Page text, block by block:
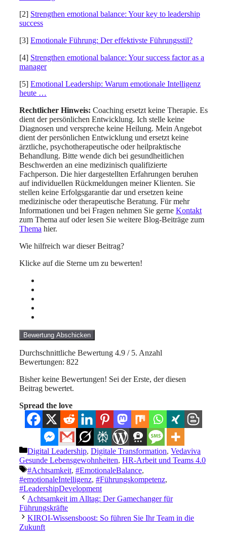
[2] Strengthen emotional balance: Your key to leadership
success
[3] Emotionale Führung: Der effektivste Führungsstil?
[4] Strengthen emotional balance: Your success factor as a
manager
[5] Emotional Leadership: Warum emotionale Intelligenz
heute …
Rechtlicher Hinweis: Coaching ersetzt keine Therapie. Es
dient der persönlichen Entwicklung. Ich stelle keine
Diagnosen und verspreche keine Heilung. Mein Angebot
dient der persönlichen Entwicklung und ersetzt keine
ärztliche, psychotherapeutische oder heilpraktische
Behandlung. Bitte wende dich bei gesundheitlichen
Beschwerden an eine medizinisch qualifizierte
Fachperson. Die hier dargestellten Erfahrungen beruhen
auf individuellen Rückmeldungen meiner Klienten. Sie
stellen keine Erfolgsgarantie dar und ersetzen keine
medizinische oder therapeutische Beratung. Für mehr
Informationen und bei Fragen nehmen Sie gerne Kontakt
zum Thema auf oder lesen Sie weitere Blog-Beiträge zum
Thema hier.
Wie hilfreich war dieser Beitrag?
Klicke auf die Sterne um zu bewerten!
Bewertung Abschicken
Durchschnittliche Bewertung 4.9 / 5. Anzahl
Bewertungen: 822
Bisher keine Bewertungen! Sei der Erste, der diesen
Beitrag bewertet.
Spread the love
Kategorien
Digital Leadership, Digitale Transformation, Vedaviva
Gesunde Lebensgewohnheiten, HR-Arbeit und Teams 4.0
Schlagwörter
#Achtsamkeit, #EmotionaleBalance,
#emotionaleIntelligenz, #Führungskompetenz,
#LeadershipDevelopment
Achtsamkeit im Alltag: Der Gamechanger für
Führungskräfte
KIROI-Wissensboost: So führen Sie Ihr Team in die
Zukunft